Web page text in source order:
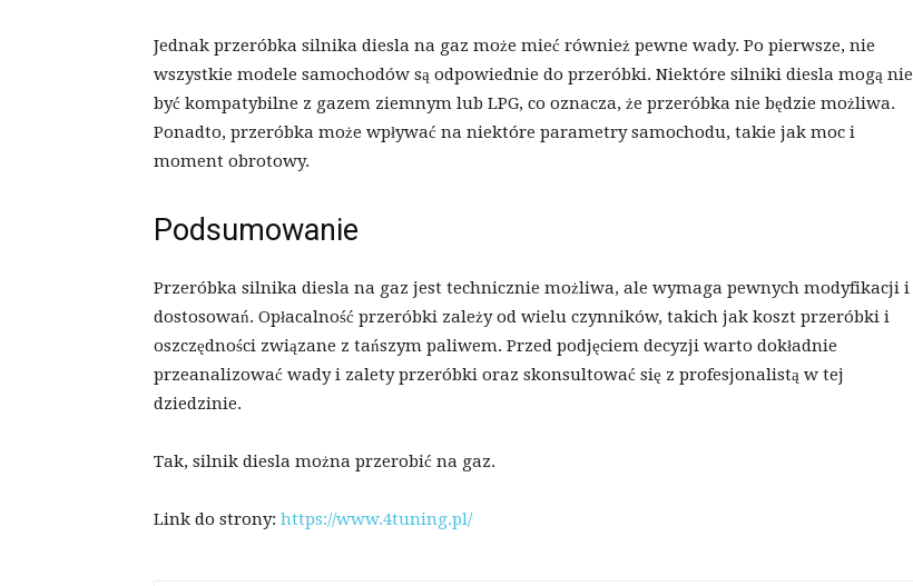
Jednak przeróbka silnika diesla na gaz może mieć również pewne wady. Po pierwsze, nie
wszystkie modele samochodów są odpowiednie do przeróbki. Niektóre silniki diesla mogą nie
być kompatybilne z gazem ziemnym lub LPG, co oznacza, że ​​przeróbka nie będzie możliwa.
Ponadto, przeróbka może wpływać na niektóre parametry samochodu, takie jak moc i
moment obrotowy.
Podsumowanie
Przeróbka silnika diesla na gaz jest technicznie możliwa, ale wymaga pewnych modyfikacji i
dostosowań. Opłacalność przeróbki zależy od wielu czynników, takich jak koszt przeróbki i
oszczędności związane z tańszym paliwem. Przed podjęciem decyzji warto dokładnie
przeanalizować wady i zalety przeróbki oraz skonsultować się z profesjonalistą w tej
dziedzinie.
Tak, silnik diesla można przerobić na gaz.
Link do strony: https://www.4tuning.pl/